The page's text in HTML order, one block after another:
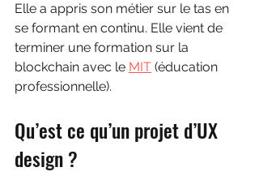
Elle a appris son métier sur le tas en
se formant en continu. Elle vient de
terminer une formation sur la
blockchain avec le MIT (éducation
professionnelle).
Qu’est ce qu’un projet d’UX
design ?